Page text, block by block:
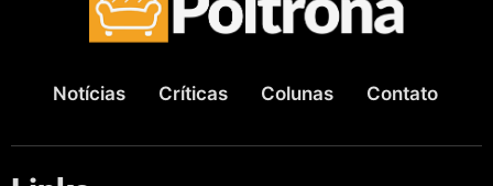
Notícias Críticas Colunas Contato